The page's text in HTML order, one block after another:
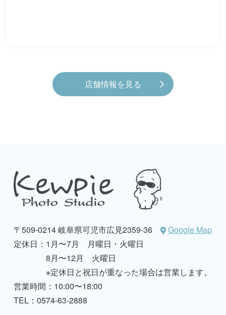
店舗情報を見る
〒509-0214 岐阜県可児市広見2359-36
Google Map
定休日： 1月〜7月 月曜日・火曜日
8月〜12月 火曜日
※定休日と祝日が重なった場合は営業します。
営業時間：10:00〜18:00
TEL：0574-63-2888